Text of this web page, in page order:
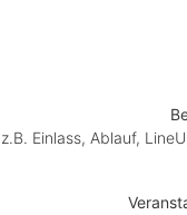
z.B. Einlass, Ablauf,